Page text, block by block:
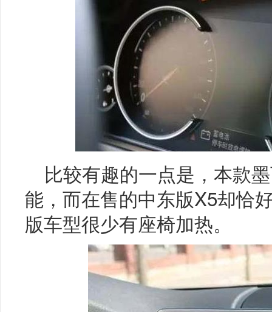
比较有趣的一点是，本款
能，而在售的中东版X5却恰
版车型很少有座椅加热。